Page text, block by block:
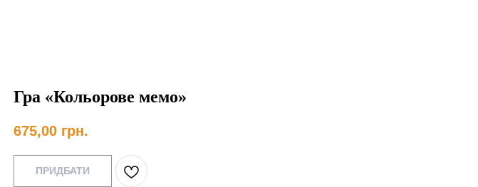
Гра «Кольорове мемо»
675,00 грн.
ПРИДБАТИ